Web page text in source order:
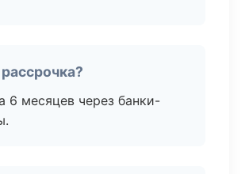
6 месяцев через банки-